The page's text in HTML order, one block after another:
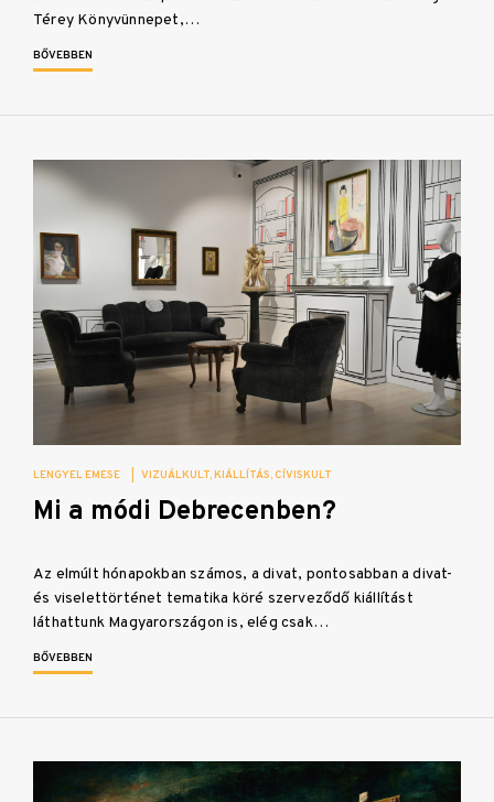
Térey Könyvünnepet,…
BŐVEBBEN
LENGYEL EMESE VIZUÁLKULT KIÁLLÍTÁS CÍVISKULT
Mi a módi Debrecenben?
Az elmúlt hónapokban számos, a divat, pontosabban a divat-
és viselettörténet tematika köré szerveződő kiállítást
láthattunk Magyarországon is, elég csak…
BŐVEBBEN